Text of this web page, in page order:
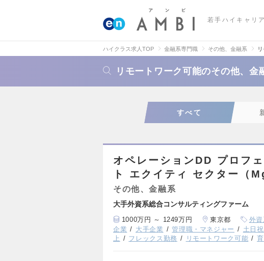
若手ハイキャリ
ハイクラス求人TOP 金融系専門職 その他、金融系
リモートワーク可能のその他、金
すべて
オペレーションDD プロフ
ト エクイティ セクター（
その他、金融系
大手外資系総合コンサルティングファーム
1000万円 ～ 1249万円 東京都 外
企業
大手企業 管理職・マネジャー 土日
上
フレックス勤務 リモートワーク可能